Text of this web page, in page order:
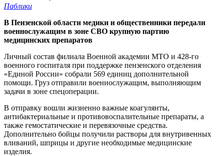
Паблики
В Пензенской области медики и общественники передали
военнослужащим в зоне СВО крупную партию
медицинских препаратов
Личный состав филиала Военной академии МТО и 428-го
военного госпиталя при поддержке пензенского отделения
«Единой России» собрали 569 единиц дополнительной
помощи. Груз отправили военнослужащим, выполняющим
задачи в зоне спецоперации.
В отправку вошли жизненно важные коагулянты,
антибактериальные и противовоспалительные препараты, а
также гемостатические и перевязочные средства.
Дополнительно бойцы получили растворы для внутривенных
вливаний, шприцы и другие необходимые медицинские
изделия.